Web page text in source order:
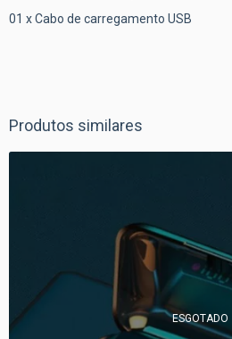
01 x Cabo de carregamento USB
Produtos similares
ESGOTADO